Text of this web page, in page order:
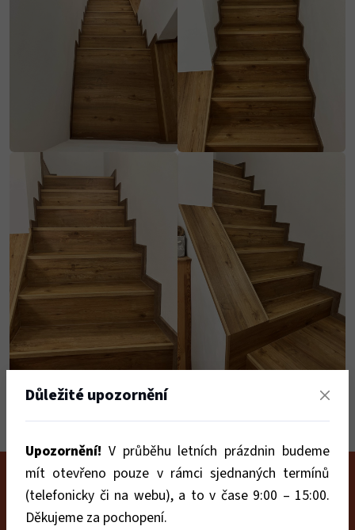
Důležité upozornění
Upozornění! V průběhu letních prázdnin budeme
mít otevřeno pouze v rámci sjednaných termínů
(telefonicky či na webu), a to v čase 9:00 – 15:00.
Děkujeme za pochopení.